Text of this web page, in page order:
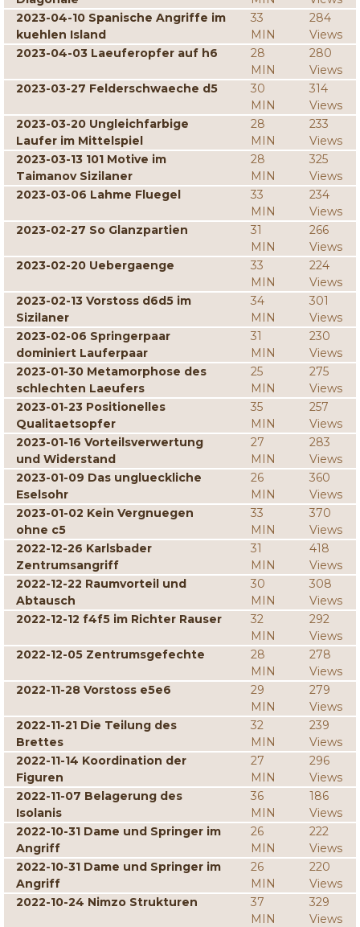
2023-04-10 Spanische Angriffe im
kuehlen Island
33
MIN
284
Views
2023-04-03 Laeuferopfer auf h6
28
MIN
280
Views
2023-03-27 Felderschwaeche d5
30
MIN
314
Views
2023-03-20 Ungleichfarbige
Laufer im Mittelspiel
28
MIN
233
Views
2023-03-13 101 Motive im
Taimanov Sizilaner
28
MIN
325
Views
2023-03-06 Lahme Fluegel
33
MIN
234
Views
2023-02-27 So Glanzpartien
31
MIN
266
Views
2023-02-20 Uebergaenge
33
MIN
224
Views
2023-02-13 Vorstoss d6d5 im
Sizilaner
34
MIN
301
Views
2023-02-06 Springerpaar
dominiert Lauferpaar
31
MIN
230
Views
2023-01-30 Metamorphose des
schlechten Laeufers
25
MIN
275
Views
2023-01-23 Positionelles
Qualitaetsopfer
35
MIN
257
Views
2023-01-16 Vorteilsverwertung
und Widerstand
27
MIN
283
Views
2023-01-09 Das unglueckliche
Eselsohr
26
MIN
360
Views
2023-01-02 Kein Vergnuegen
ohne c5
33
MIN
370
Views
2022-12-26 Karlsbader
Zentrumsangriff
31
MIN
418
Views
2022-12-22 Raumvorteil und
Abtausch
30
MIN
308
Views
2022-12-12 f4f5 im Richter Rauser
32
MIN
292
Views
2022-12-05 Zentrumsgefechte
28
MIN
278
Views
2022-11-28 Vorstoss e5e6
29
MIN
279
Views
2022-11-21 Die Teilung des
Brettes
32
MIN
239
Views
2022-11-14 Koordination der
Figuren
27
MIN
296
Views
2022-11-07 Belagerung des
Isolanis
36
MIN
186
Views
2022-10-31 Dame und Springer im
Angriff
26
MIN
222
Views
2022-10-31 Dame und Springer im
Angriff
26
MIN
220
Views
2022-10-24 Nimzo Strukturen
37
MIN
329
Views